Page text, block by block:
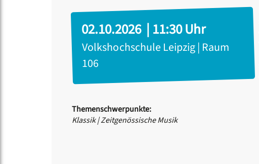
02.10.2026 | 11:30 Uhr
Volkshochschule Leipzig | Raum
106
Themenschwerpunkte:
Klassik|Zeitgenössische Musik